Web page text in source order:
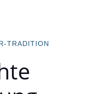
TRADITION